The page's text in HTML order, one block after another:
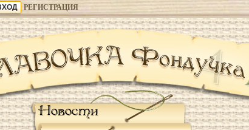
РЕГИСТРАЦИЯ
Новости